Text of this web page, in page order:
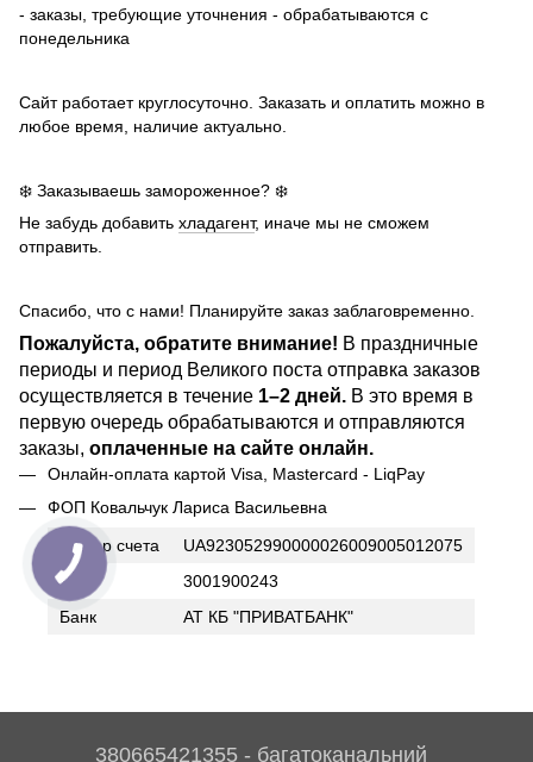
- заказы, требующие уточнения - обрабатываются с
понедельника
Сайт работает круглосуточно. Заказать и оплатить можно в
любое время, наличие актуально.
❄️ Заказываешь замороженное? ❄️
Не забудь добавить хладагент, иначе мы не сможем
отправить.
Спасибо, что с нами! Планируйте заказ заблаговременно.
Пожалуйста, обратите внимание! В праздничные
периоды и период Великого поста отправка заказов
осуществляется в течение 1–2 дней. В это время в
первую очередь обрабатываются и отправляются
заказы, оплаченные на сайте онлайн.
Онлайн-оплата картой Visa, Mastercard - LiqPay
ФОП Ковальчук Лариса Васильевна
Номер счета
UA923052990000026009005012075
ИНН
3001900243
Банк
АТ КБ "ПРИВАТБАНК"
380665421355 - багатоканальний